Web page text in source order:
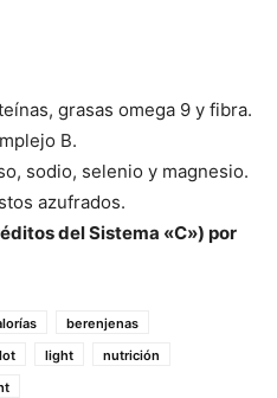
grasas omega 9 y fibra.
B.
sodio, selenio y magnesio.
azufrados.
del Sistema «C») por
berenjenas
light
nutrición